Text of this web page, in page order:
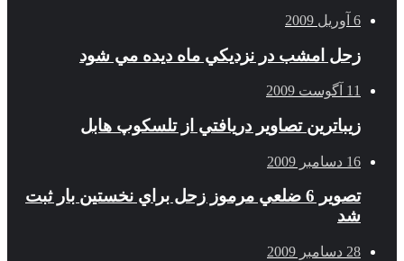
6 آوریل 2009
زحل امشب در نزديكي ماه ديده مي شود
11 آگوست 2009
زيباترين تصاوير دريافتي از تلسكوپ هابل
16 دسامبر 2009
تصوير 6 ضلعي مرموز زحل براي نخستين بار ثبت
شد
28 دسامبر 2009